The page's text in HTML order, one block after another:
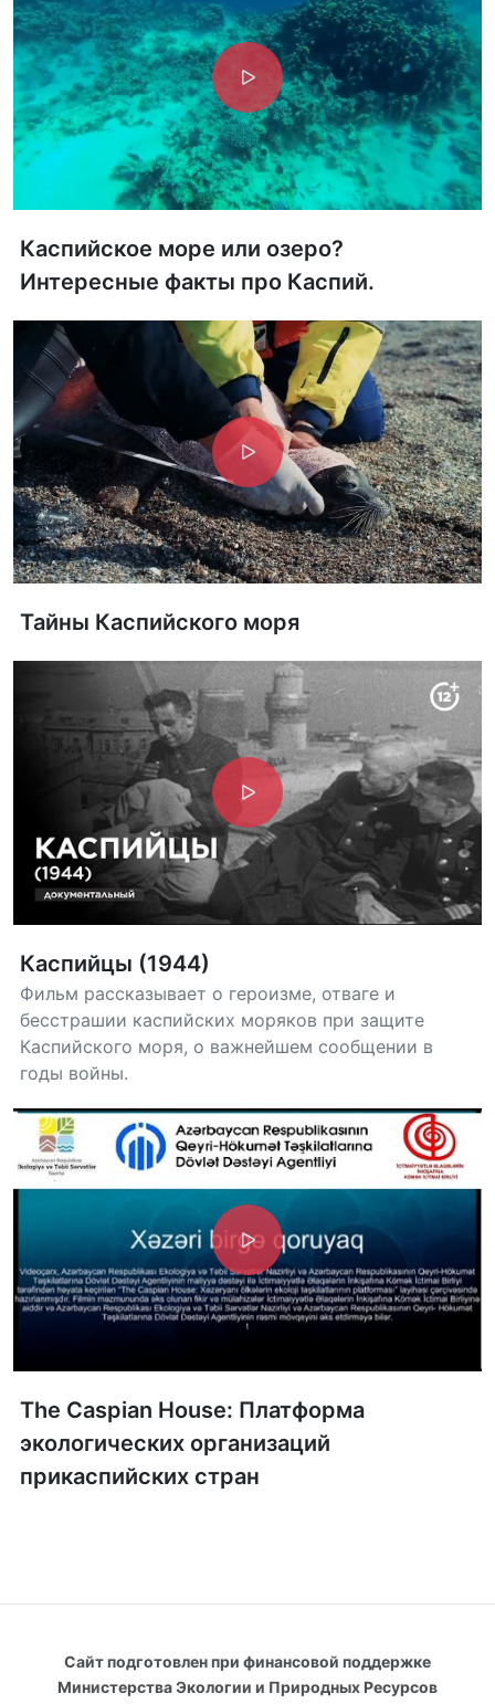
Каспийское море или озеро?
Интересные факты про Каспий.
Тайны Каспийского моря
Каспийцы (1944)
Фильм рассказывает о героизме, отваге и
бесстрашии каспийских моряков при защите
Каспийского моря, о важнейшем сообщении в
годы войны.
The Caspian House: Платформа
экологических организаций
прикаспийских стран
Сайт подготовлен при финансовой поддержке
Министерства Экологии и Природных Ресурсов